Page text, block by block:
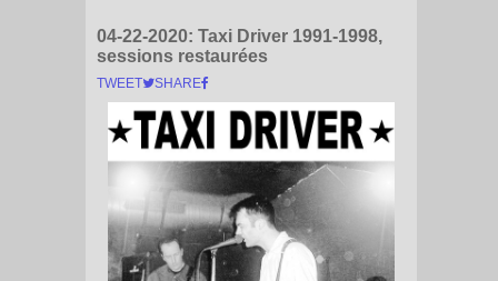
04-22-2020: Taxi Driver 1991-1998,
sessions restaurées
TWEET SHARE